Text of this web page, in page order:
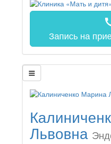
Запись на
Львовна